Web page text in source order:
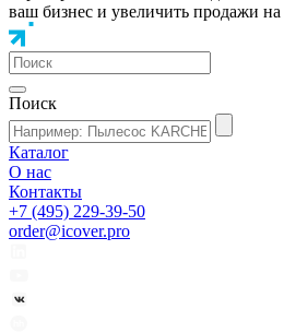
ваш бизнес и увеличить продажи на
Поиск
Каталог
О нас
Контакты
+7 (495) 229-39-50
order@icover.pro